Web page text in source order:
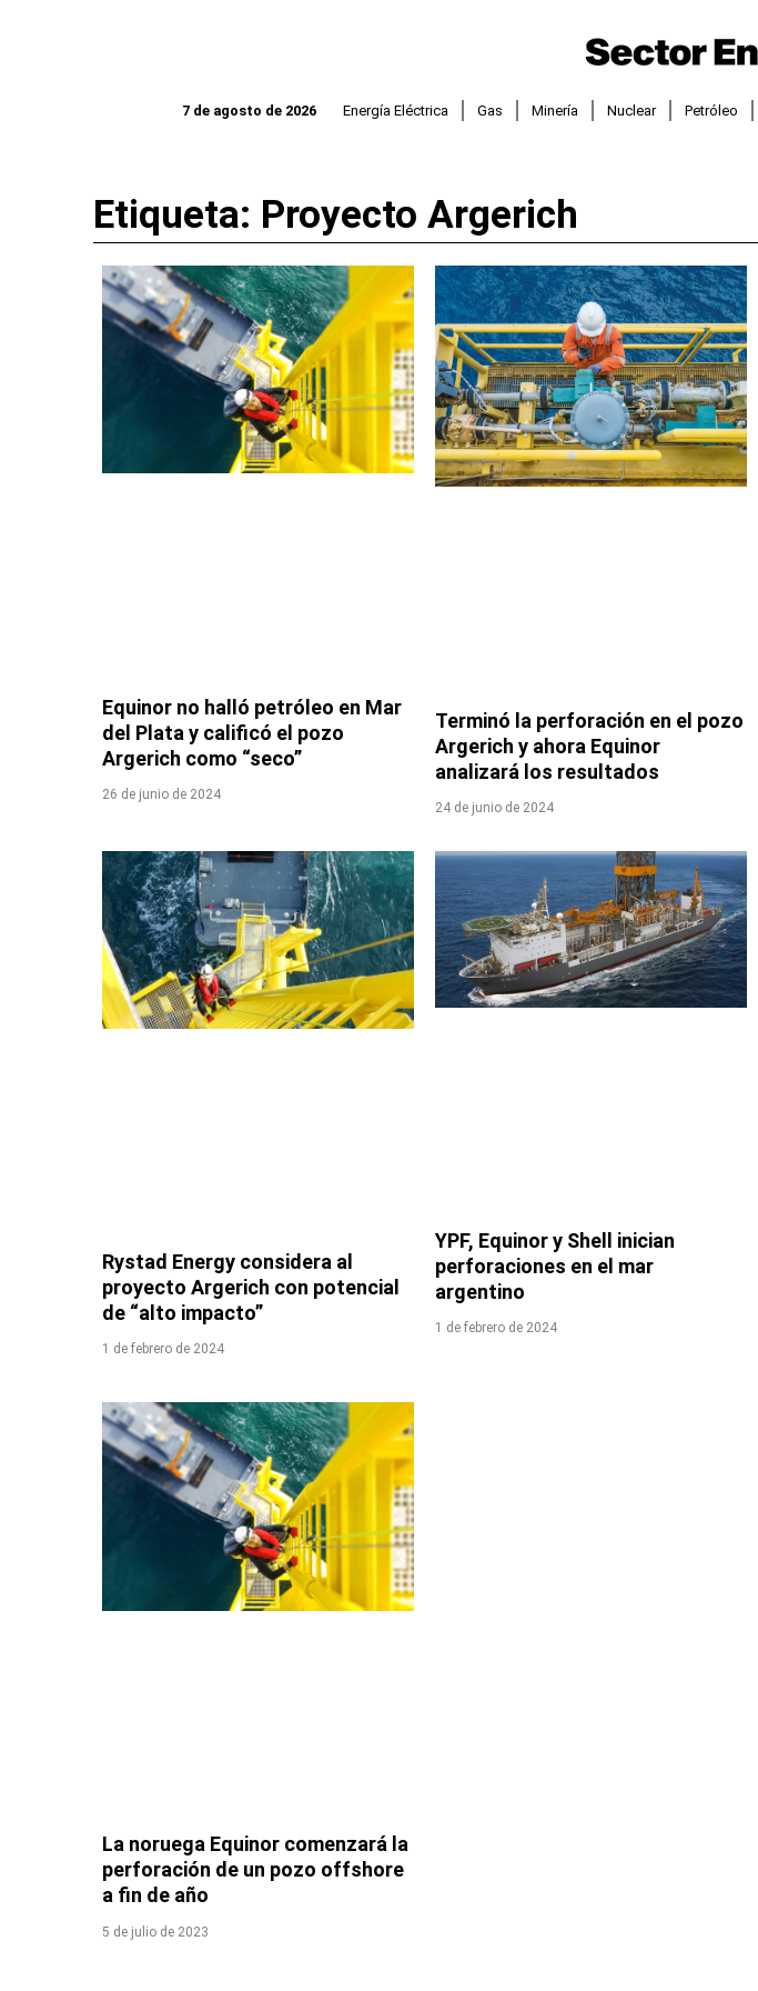
7 de agosto de 2026 Energía Eléctrica Gas Minería Nuclear Petróleo
Etiqueta: Proyecto Argerich
Equinor no halló petróleo en Mar
del Plata y calificó el pozo
Argerich como “seco”
26 de junio de 2024
Terminó la perforación en el pozo
Argerich y ahora Equinor
analizará los resultados
24 de junio de 2024
Rystad Energy considera al
proyecto Argerich con potencial
de “alto impacto”
1 de febrero de 2024
YPF, Equinor y Shell inician
perforaciones en el mar
argentino
1 de febrero de 2024
La noruega Equinor comenzará la
perforación de un pozo offshore
a fin de año
5 de julio de 2023